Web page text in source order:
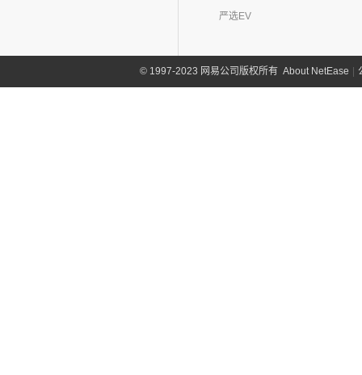
严选EV
©1997-2023 网易公司版权所有 About NetEase